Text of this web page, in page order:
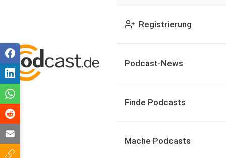
Registrierung
Podcast-News
Finde Podcasts
Mache Podcasts